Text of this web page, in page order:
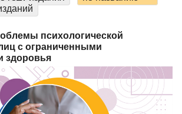
психологической
с ограниченными
здоровья